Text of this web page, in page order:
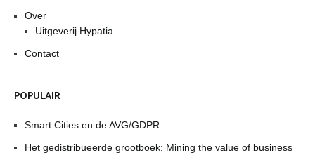
Over
Uitgeverij Hypatia
Contact
POPULAIR
Smart Cities en de AVG/GDPR
Het gedistribueerde grootboek: Mining the value of business